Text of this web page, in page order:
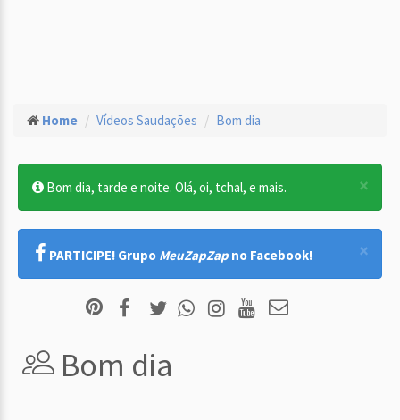
Home Vídeos Saudações Bom dia
×
Bom dia, tarde e noite. Olá, oi, tchal, e mais.
×
PARTICIPE! Grupo MeuZapZap no Facebook!
Bom dia